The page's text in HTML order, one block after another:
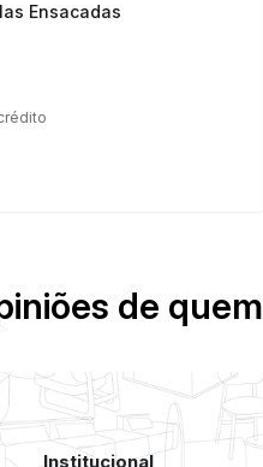
Ensacadas
de
Institucional